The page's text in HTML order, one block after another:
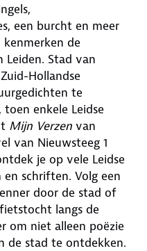
een burcht en meer
de
Leiden. Stad van
Hollandse
te
enkele Leidse
Mijn Verzen van
van Nieuwsteeg 1
je op vele Leidse
schriften. Volg een
door de stad of
langs de
om niet alleen poëzie
de stad te ontdekken.